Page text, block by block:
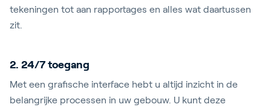
tekeningen tot aan rapportages en alles wat daartussen
zit.
2. 24/7 toegang
Met een grafische interface hebt u altijd inzicht in de
belangrijke processen in uw gebouw. U kunt deze